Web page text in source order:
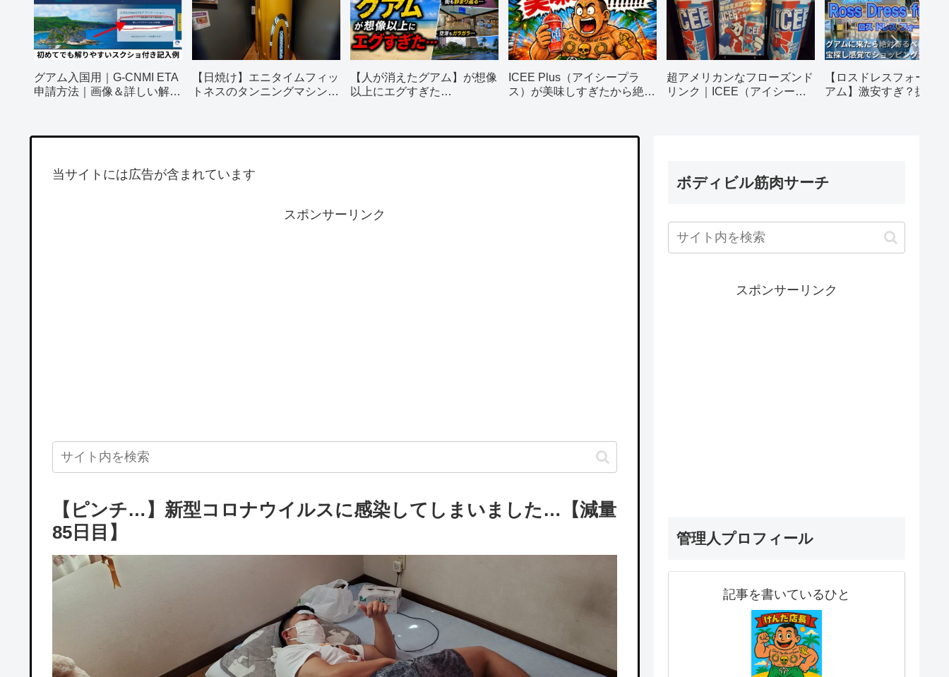
グアム入国用｜G-CNMI ETA
申請方法｜画像＆詳しい解説
【日焼け】エニタイムフィッ
トネスのタンニングマシン使
【人が消えたグアム】が想像
以上にエグすぎた…
ICEE Plus（アイシープラ
ス）が美味しすぎたから絶対
超アメリカンなフローズンド
リンク｜ICEE（アイシー）
【ロスドレスフォーレ
アム】激安すぎ？掘り
当サイトには広告が含まれています
スポンサーリンク
【ピンチ…】新型コロナウイルスに感染してしまいました…【減量
85日目】
ボディビル筋肉サーチ
スポンサーリンク
管理人プロフィール
記事を書いているひと